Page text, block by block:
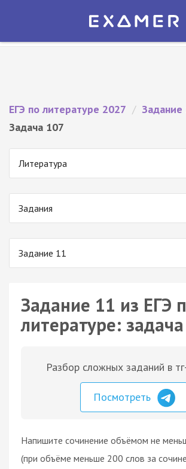
Экзамер — ЕГЭ 2027
ЕГЭ по литературе 2027 / Задание
Задача 107
Литература
Задания
Задание 11
Задание 11 из ЕГЭ
литературе:
Разбор сложных заданий в
Посмотреть
Напишите сочинение объёмом не
(при объёме меньше 200 слов за